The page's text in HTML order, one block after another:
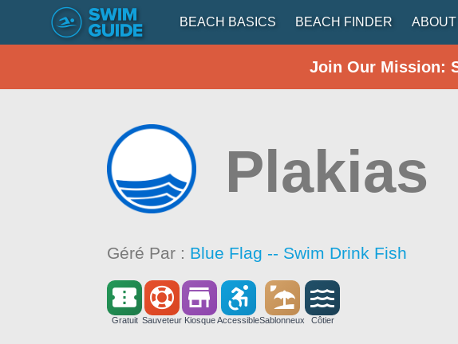
BEACH BASICS BEACH FINDER ABOUT
Join Our Mission:
Plakias
Géré Par : Blue Flag -- Swim Drink Fish
Gratuit Sauveteur Kiosque AccessibleSablonneux Côtier